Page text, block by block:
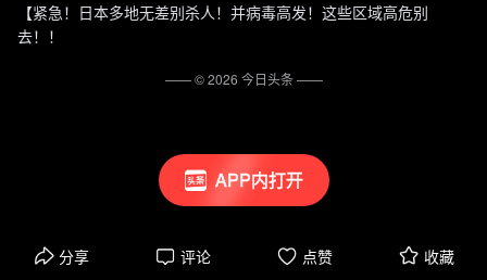
APP内打开
【紧急！日本多地无差别杀人！并病毒高发！这些区域高危别
去！！
分享 评论 点赞 收藏
—— ©2026 今日头条——